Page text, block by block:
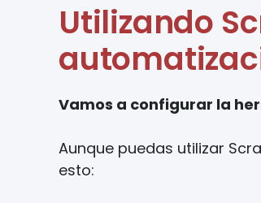
Utilizando
Vamos a configurar la
Aunque puedas utilizar
esto: